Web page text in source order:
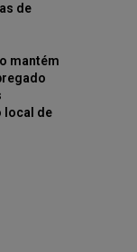
de
mantém
local de